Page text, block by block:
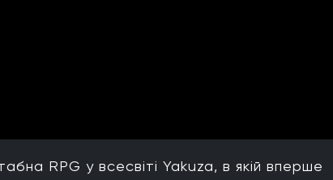
RPG у всесвіті Yakuza, в якій вперше